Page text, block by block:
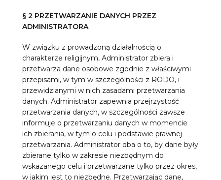
§ 2 PRZETWARZANIE DANYCH PRZEZ
ADMINISTRATORA
W związku z prowadzoną działalnością o
charakterze religijnym, Administrator zbiera i
przetwarza dane osobowe zgodnie z właściwymi
przepisami, w tym w szczególności z RODO, i
przewidzianymi w nich zasadami przetwarzania
danych. Administrator zapewnia przejrzystość
przetwarzania danych, w szczególności zawsze
informuje o przetwarzaniu danych w momencie
ich zbierania, w tym o celu i podstawie prawnej
przetwarzania. Administrator dba o to, by dane były
zbierane tylko w zakresie niezbędnym do
wskazanego celu i przetwarzane tylko przez okres,
w jakim jest to niezbędne. Przetwarzając dane,